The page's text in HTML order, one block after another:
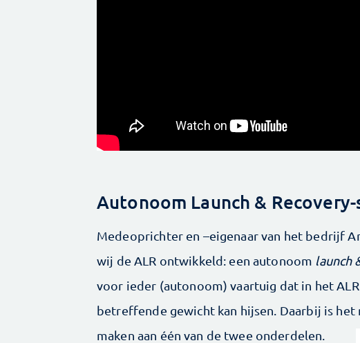
Autonoom Launch &
Medeoprichter en –eigenaar van het bedrijf
wij de ALR ontwikkeld: een autonoom launch
voor ieder (autonoom) vaartuig dat in het
betreffende gewicht kan hijsen. Daarbij is
maken aan één van de twee onderdelen.